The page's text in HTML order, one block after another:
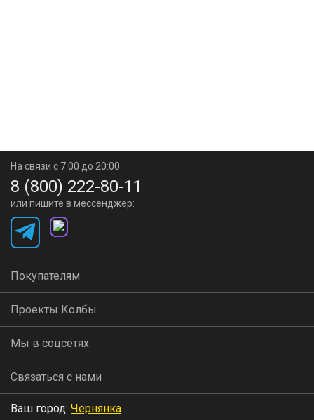
На связи с 7:00 до 20:00
8 (800) 222-80-11
или пишите в мессенджер:
Покупателям
Проекты Колбы
Мы в соцсетях
Связаться с нами
Ваш город: Чернянка